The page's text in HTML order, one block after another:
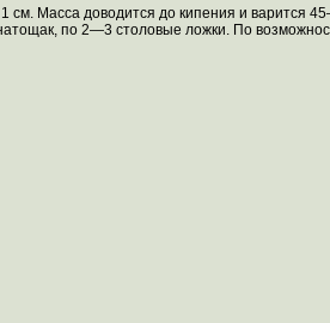
Масса доводится до кипения и варится
по 2—3 столовые ложки. По